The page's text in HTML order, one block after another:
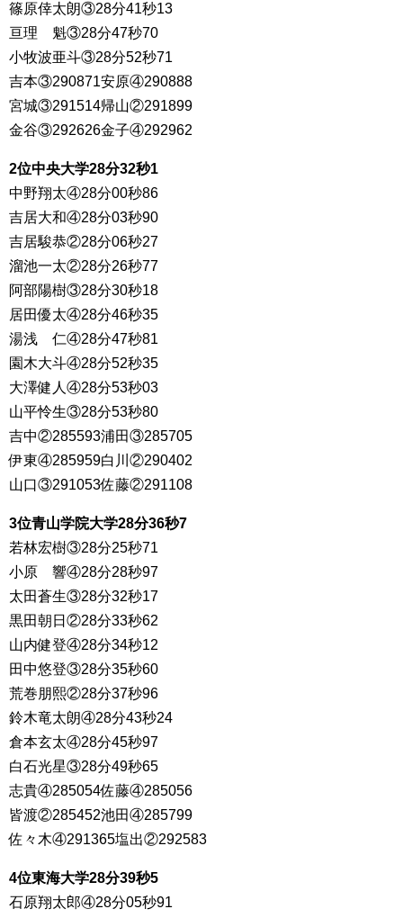
篠原倖太朗③28分41秒13
亘理 魁③28分47秒70
小牧波亜斗③28分52秒71
吉本③290871安原④290888
宮城③291514帰山②291899
金谷③292626金子④292962
2位中央大学28分32秒1
中野翔太④28分00秒86
吉居大和④28分03秒90
吉居駿恭②28分06秒27
溜池一太②28分26秒77
阿部陽樹③28分30秒18
居田優太④28分46秒35
湯浅 仁④28分47秒81
園木大斗④28分52秒35
大澤健人④28分53秒03
山平怜生③28分53秒80
吉中②285593浦田③285705
伊東④285959白川②290402
山口③291053佐藤②291108
3位青山学院大学28分36秒7
若林宏樹③28分25秒71
小原 響④28分28秒97
太田蒼生③28分32秒17
黒田朝日②28分33秒62
山内健登④28分34秒12
田中悠登③28分35秒60
荒巻朋熙②28分37秒96
鈴木竜太朗④28分43秒24
倉本玄太④28分45秒97
白石光星③28分49秒65
志貴④285054佐藤④285056
皆渡②285452池田④285799
佐々木④291365塩出②292583
4位東海大学28分39秒5
石原翔太郎④28分05秒91